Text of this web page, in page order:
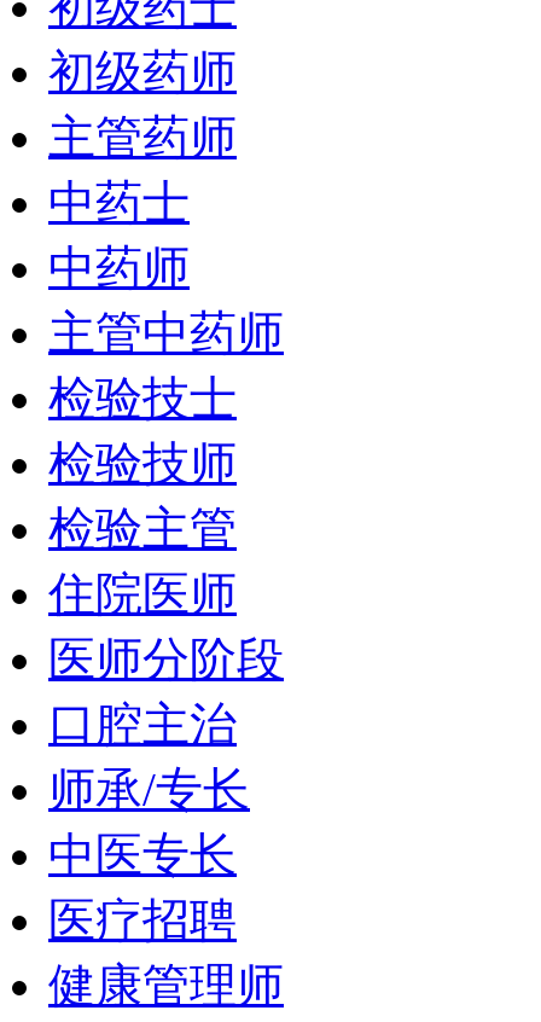
初级药师
主管药师
中药士
中药师
主管中药师
检验技士
检验技师
检验主管
住院医师
医师分阶段
口腔主治
师承/专长
中医专长
医疗招聘
健康管理师